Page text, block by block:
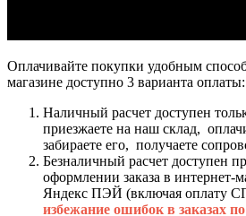
Оплачивайте покупки удобным
магазине доступно 3 варианта оплаты:
Наличный расчет доступен
приезжаете на наш склад,
забираете его, получаете
Безналичный расчет доступен
оформлении заказа в интернет-
Яндекс ПЭЙ (включая оплату
избежание ошибок в заказах